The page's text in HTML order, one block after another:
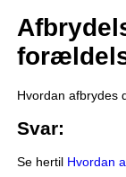
Hvordan afbrydes
Svar:
Se hertil Hvordan